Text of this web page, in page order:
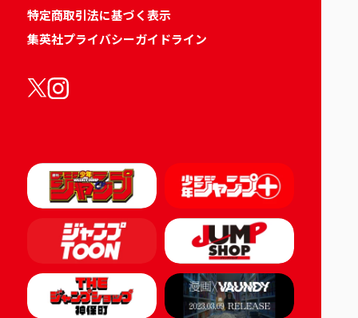
特定商取引法に基づく表示
集英社プライバシーガイドライン